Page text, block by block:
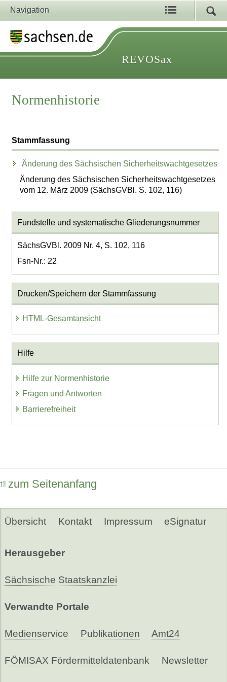
Navigation
REVOSax
Normenhistorie
Stammfassung
Änderung des Sächsischen Sicherheitswachtgesetzes
Änderung des Sächsischen Sicherheitswachtgesetzes
vom 12. März 2009 (SächsGVBl. S. 102, 116)
Fundstelle und systematische Gliederungsnummer
SächsGVBl. 2009 Nr. 4, S. 102, 116
Fsn-Nr.: 22
Drucken/Speichern der Stammfassung
HTML-Gesamtansicht
Hilfe
Hilfe zur Normenhistorie
Fragen und Antworten
Barrierefreiheit
zum Seitenanfang
Übersicht Kontakt Impressum eSignatur
Herausgeber
Sächsische Staatskanzlei
Verwandte Portale
Medienservice Publikationen Amt24
FÖMISAX Fördermitteldatenbank Newsletter